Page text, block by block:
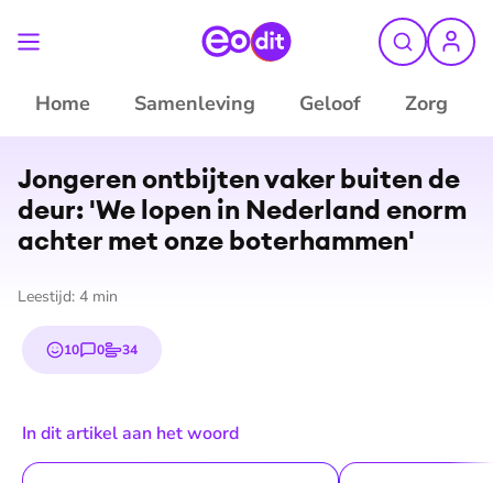
Home Samenleving Geloof Zorg
Jongeren ontbijten vaker buiten de
deur: 'We lopen in Nederland enorm
achter met onze boterhammen'
Leestijd: 4 min
10
emojis0
reacties
34
stemmen
In dit artikel aan het woord